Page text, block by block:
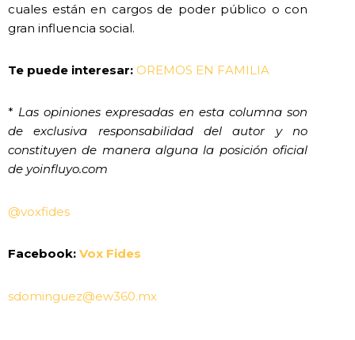
cuales están en cargos de poder público o con
gran influencia social.
Te puede interesar: OREMOS EN FAMILIA
* Las opiniones expresadas en esta columna son
de exclusiva responsabilidad del autor y no
constituyen de manera alguna la posición oficial
de yoinfluyo.com
@voxfides
Facebook: Vox Fides
sdominguez@ew360.mx